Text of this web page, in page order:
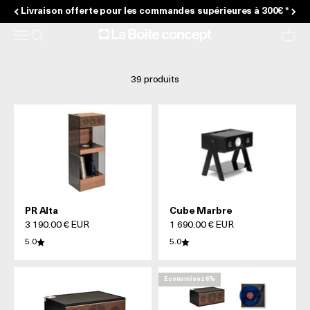
Passer au contenu
Livraison offerte pour les commandes supérieures à 300€ *
39 produits
PR Alta
Prix de vente
3 190.00 € EUR
5.0
Cube Marbre
Prix de vente
1 690.00 € EUR
5.0
Economisez 6%